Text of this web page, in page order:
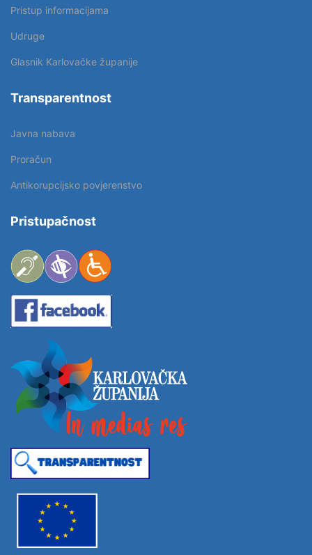
Pristup informacijama
Udruge
Glasnik Karlovačke županije
Transparentnost
Javna nabava
Proračun
Antikorupcijsko povjerenstvo
Pristupačnost